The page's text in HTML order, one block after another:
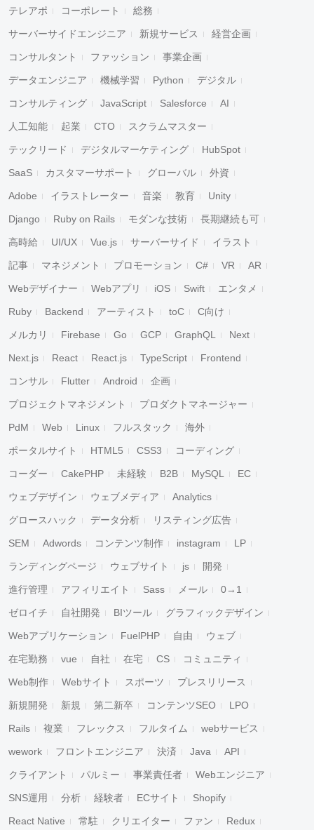
テレアポ コーポレート 総務
サーバーサイドエンジニア 新規サービス 経営企画
コンサルタント ファッション 事業企画
データエンジニア 機械学習 Python デジタル
コンサルティング JavaScript Salesforce AI
人工知能 起業 CTO スクラムマスター
テックリード デジタルマーケティング HubSpot
SaaS カスタマーサポート グローバル 外資
Adobe イラストレーター 音楽 教育 Unity
Django Ruby on Rails モダンな技術 長期継続も可
高時給 UI/UX Vue.js サーバーサイド イラスト
記事 マネジメント プロモーション C# VR AR
Webデザイナー Webアプリ iOS Swift エンタメ
Ruby Backend アーティスト toC C向け
メルカリ Firebase Go GCP GraphQL Next
Next.js React React.js TypeScript Frontend
コンサル Flutter Android 企画
プロジェクトマネジメント プロダクトマネージャー
PdM Web Linux フルスタック 海外
ポータルサイト HTML5 CSS3 コーディング
コーダー CakePHP 未経験 B2B MySQL EC
ウェブデザイン ウェブメディア Analytics
グロースハック データ分析 リスティング広告
SEM Adwords コンテンツ制作 instagram LP
ランディングページ ウェブサイト js 開発
進行管理 アフィリエイト Sass メール 0→1
ゼロイチ 自社開発 BIツール グラフィックデザイン
Webアプリケーション FuelPHP 自由 ウェブ
在宅勤務 vue 自社 在宅 CS コミュニティ
Web制作 Webサイト スポーツ プレスリリース
新規開発 新規 第二新卒 コンテンツSEO LPO
Rails 複業 フレックス フルタイム webサービス
wework フロントエンジニア 決済 Java API
クライアント パルミー 事業責任者 Webエンジニア
SNS運用 分析 経験者 ECサイト Shopify
React Native 常駐 クリエイター ファン Redux